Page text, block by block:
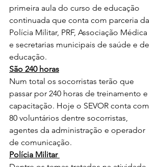
primeira aula do curso de educação
continuada que conta com parceria da
Polícia Militar, PRF, Associação Médica
e secretarias municipais de saúde e de
educação.
São 240 horas
Num total os socorristas terão que
passar por 240 horas de treinamento e
capacitação. Hoje o SEVOR conta com
80 voluntários dentre socorristas,
agentes da administração e operador
de comunicação.
Polícia Militar